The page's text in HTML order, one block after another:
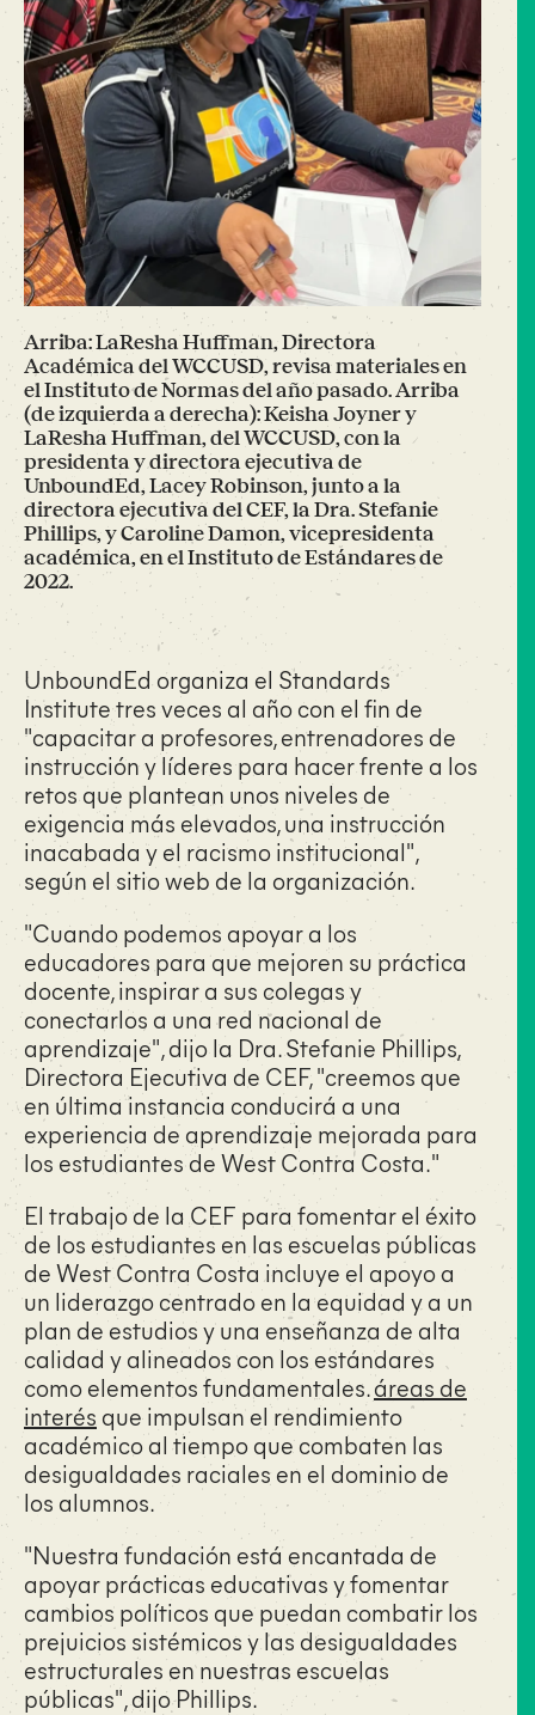
Arriba: LaResha Huffman, Directora
Académica del WCCUSD, revisa materiales en
el Instituto de Normas del año pasado. Arriba
(de izquierda a derecha): Keisha Joyner y
LaResha Huffman, del WCCUSD, con la
presidenta y directora ejecutiva de
UnboundEd, Lacey Robinson, junto a la
directora ejecutiva del CEF, la Dra. Stefanie
Phillips, y Caroline Damon, vicepresidenta
académica, en el Instituto de Estándares de
2022.
UnboundEd organiza el Standards
Institute tres veces al año con el fin de
"capacitar a profesores, entrenadores de
instrucción y líderes para hacer frente a los
retos que plantean unos niveles de
exigencia más elevados, una instrucción
inacabada y el racismo institucional",
según el sitio web de la organización.
"Cuando podemos apoyar a los
educadores para que mejoren su práctica
docente, inspirar a sus colegas y
conectarlos a una red nacional de
aprendizaje", dijo la Dra. Stefanie Phillips,
Directora Ejecutiva de CEF, "creemos que
en última instancia conducirá a una
experiencia de aprendizaje mejorada para
los estudiantes de West Contra Costa."
El trabajo de la CEF para fomentar el éxito
de los estudiantes en las escuelas públicas
de West Contra Costa incluye el apoyo a
un liderazgo centrado en la equidad y a un
plan de estudios y una enseñanza de alta
calidad y alineados con los estándares
como elementos fundamentales.áreas de
interés que impulsan el rendimiento
académico al tiempo que combaten las
desigualdades raciales en el dominio de
los alumnos.
"Nuestra fundación está encantada de
apoyar prácticas educativas y fomentar
cambios políticos que puedan combatir los
prejuicios sistémicos y las desigualdades
estructurales en nuestras escuelas
públicas", dijo Phillips.